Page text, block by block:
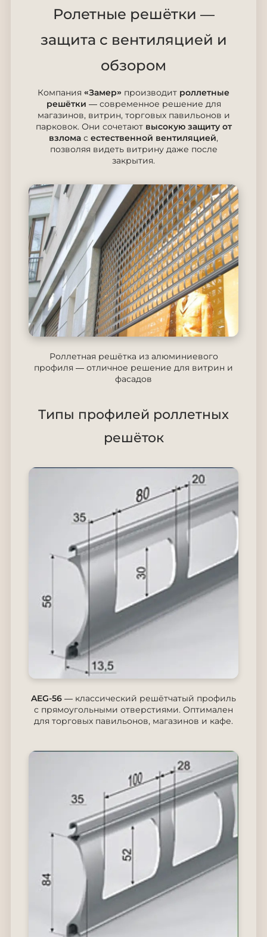
Ролетные решётки —
защита с вентиляцией и
обзором
Компания «Замер» производит роллетные
решётки — современное решение для
магазинов, витрин, торговых павильонов и
парковок. Они сочетают высокую защиту от
взлома с естественной вентиляцией,
позволяя видеть витрину даже после
закрытия.
Роллетная решётка из алюминиевого
профиля — отличное решение для витрин и
фасадов
Типы профилей роллетных
решёток
AEG-56 — классический решётчатый профиль
с прямоугольными отверстиями. Оптимален
для торговых павильонов, магазинов и кафе.